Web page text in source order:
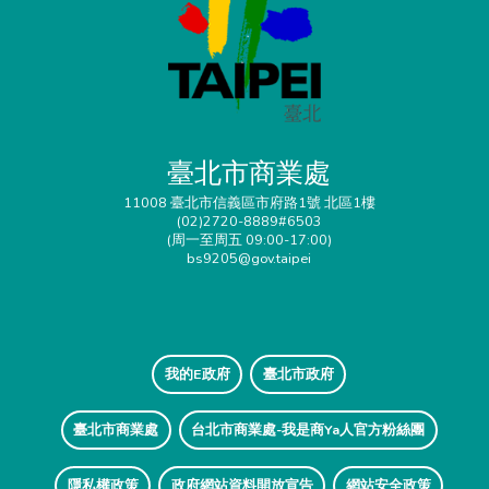
臺北市商業處
11008 臺北市信義區市府路1號 北區1樓
(02)2720-8889#6503
(周一至周五 09:00-17:00)
bs9205@gov.taipei
我的E政府 臺北市政府
臺北市商業處 台北市商業處-我是商Ya人官方粉絲團